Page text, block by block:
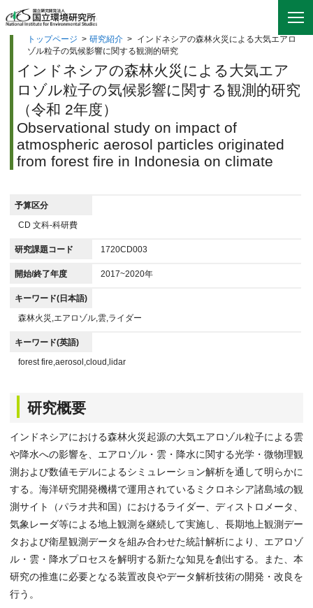
トップページ > 研究紹介 > インドネシアの森林火災による大気エアロ
ゾル粒子の気候影響に関する観測的研究
インドネシアの森林火災による大気エア
ロゾル粒子の気候影響に関する観測的研究
（令和 2年度）
Observational study on impact of
atmospheric aerosol particles originated
from forest fire in Indonesia on climate
予算区分
CD 文科-科研費
研究課題コード 1720CD003
開始/終了年度 2017~2020年
キーワード(日本語)
森林火災,エアロゾル,雲,ライダー
キーワード(英語)
forest fire,aerosol,cloud,lidar
研究概要
インドネシアにおける森林火災起源の大気エアロゾル粒子による雲
や降水への影響を、エアロゾル・雲・降水に関する光学・微物理観
測および数値モデルによるシミュレーション解析を通して明らかに
する。海洋研究開発機構で運用されているミクロネシア諸島域の観
測サイト（パラオ共和国）におけるライダー、ディストロメータ、
気象レーダ等による地上観測を継続して実施し、長期地上観測デー
タおよび衛星観測データを組み合わせた統計解析により、エアロゾ
ル・雲・降水プロセスを解明する新たな知見を創出する。また、本
研究の推進に必要となる装置改良やデータ解析技術の開発・改良を
行う。